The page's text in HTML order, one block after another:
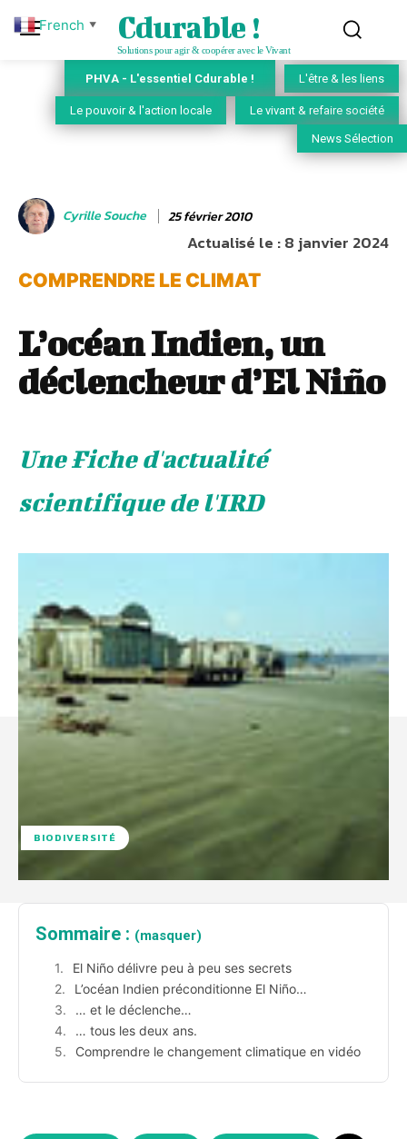
Cdurable !
Solutions pour agir & coopérer avec le Vivant
PHVA - L'essentiel Cdurable ! L'être & les liens
Le pouvoir & l'action locale Le vivant & refaire société
News Sélection
Cyrille Souche 25 février 2010
Actualisé le :8 janvier 2024
COMPRENDRE LE CLIMAT
L’océan Indien, un
déclencheur d’El Niño
Une Fiche d'actualité
scientifique de l'IRD
BIODIVERSITÉ
Sommaire : (masquer)
El Niño délivre peu à peu ses secrets
L’océan Indien préconditionne El Niño…
… et le déclenche…
… tous les deux ans.
Comprendre le changement climatique en vidéo
French ▼